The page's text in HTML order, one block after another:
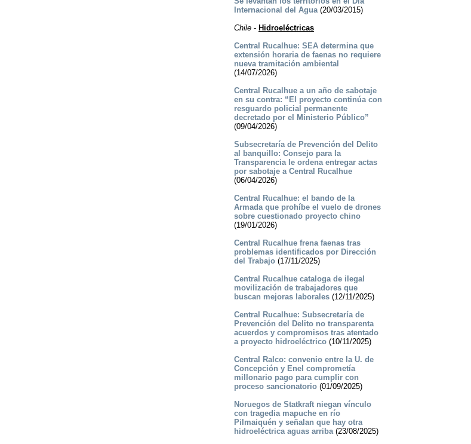
Internacional del Agua(20/03/2015)
Chile- Hidroeléctricas
Central Rucalhue: SEA determina que
extensión horaria de faenas no requiere
nueva tramitación ambiental
(14/07/2026)
Central Rucalhue a un año de sabotaje
en su contra: “El proyecto continúa con
resguardo policial permanente
decretado por el Ministerio Público”
(09/04/2026)
Subsecretaría de Prevención del Delito
al banquillo: Consejo para la
Transparencia le ordena entregar actas
por sabotaje a Central Rucalhue
(06/04/2026)
Central Rucalhue: el bando de la
Armada que prohíbe el vuelo de drones
sobre cuestionado proyecto chino
(19/01/2026)
Central Rucalhue frena faenas tras
problemas identificados por Dirección
del Trabajo(17/11/2025)
Central Rucalhue cataloga de ilegal
movilización de trabajadores que
buscan mejoras laborales(12/11/2025)
Central Rucalhue: Subsecretaría de
Prevención del Delito no transparenta
acuerdos y compromisos tras atentado
a proyecto hidroeléctrico(10/11/2025)
Central Ralco: convenio entre la U. de
Concepción y Enel comprometía
millonario pago para cumplir con
proceso sancionatorio(01/09/2025)
Noruegos de Statkraft niegan vínculo
con tragedia mapuche en río
Pilmaiquén y señalan que hay otra
hidroeléctrica aguas arriba(23/08/2025)